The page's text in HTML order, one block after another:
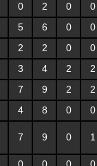
0 2 0
0
5 6 0
0
2 2 0
0
3 4 2
2
7 9 2
2
4 8 0 0
7 9 0 1